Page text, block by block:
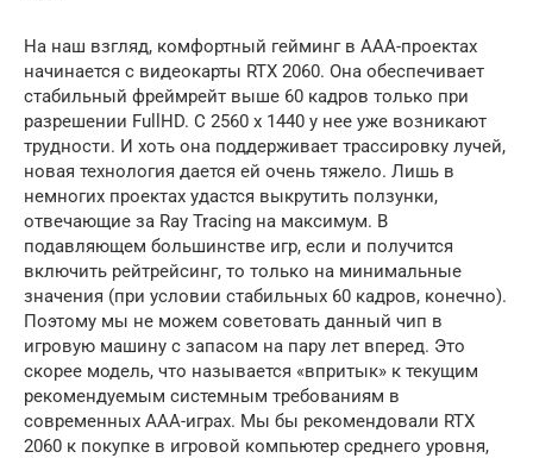
На наш взгляд, комфортный гейминг в ААА-проектах
начинается с видеокарты RTX 2060. Она обеспечивает
стабильный фреймрейт выше 60 кадров только при
разрешении FullHD. С 2560 х 1440 у нее уже возникают
трудности. И хоть она поддерживает трассировку лучей,
новая технология дается ей очень тяжело. Лишь в
немногих проектах удастся выкрутить ползунки,
отвечающие за Ray Tracing на максимум. В
подавляющем большинстве игр, если и получится
включить рейтрейсинг, то только на минимальные
значения (при условии стабильных 60 кадров, конечно).
Поэтому мы не можем советовать данный чип в
игровую машину с запасом на пару лет вперед. Это
скорее модель, что называется «впритык» к текущим
рекомендуемым системным требованиям в
современных ААА-играх. Мы бы рекомендовали RTX
2060 к покупке в игровой компьютер среднего уровня,